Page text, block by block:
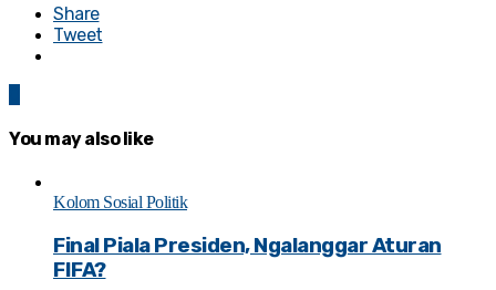
Share
Tweet
You may also like
Kolom Sosial Politik
Final Piala Presiden, Ngalanggar Aturan
FIFA?